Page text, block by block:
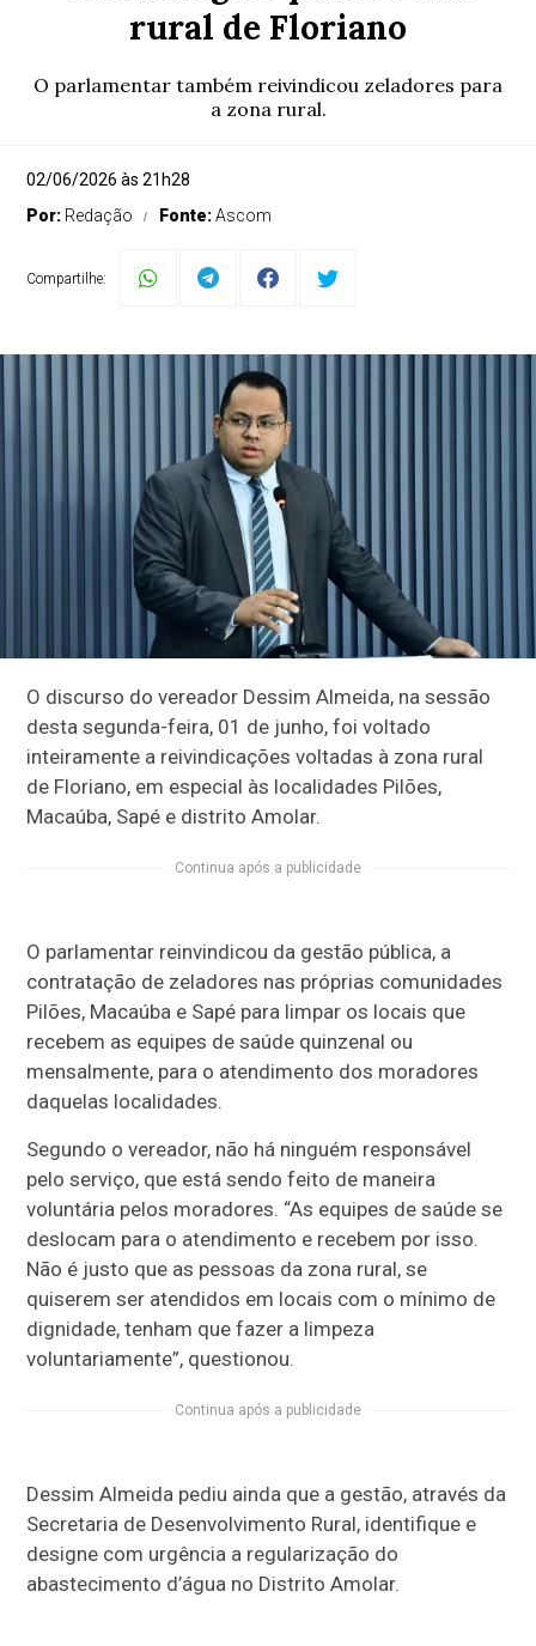
rural de Floriano
O parlamentar também reivindicou zeladores para
a zona rural.
02/06/2026 às 21h28
Por: Redação Fonte:Ascom
Compartilhe:
O discurso do vereador Dessim Almeida, na sessão
desta segunda-feira, 01 de junho, foi voltado
inteiramente a reivindicações voltadas à zona rural
de Floriano, em especial às localidades Pilões,
Macaúba, Sapé e distrito Amolar.
Continua após a publicidade
O parlamentar reinvindicou da gestão pública, a
contratação de zeladores nas próprias comunidades
Pilões, Macaúba e Sapé para limpar os locais que
recebem as equipes de saúde quinzenal ou
mensalmente, para o atendimento dos moradores
daquelas localidades.
Segundo o vereador, não há ninguém responsável
pelo serviço, que está sendo feito de maneira
voluntária pelos moradores. “As equipes de saúde se
deslocam para o atendimento e recebem por isso.
Não é justo que as pessoas da zona rural, se
quiserem ser atendidos em locais com o mínimo de
dignidade, tenham que fazer a limpeza
voluntariamente”, questionou.
Continua após a publicidade
Dessim Almeida pediu ainda que a gestão, através da
Secretaria de Desenvolvimento Rural, identifique e
designe com urgência a regularização do
abastecimento d’água no Distrito Amolar.